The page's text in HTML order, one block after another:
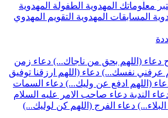
معلوماتك المهدوية الطفولة المهدوية
المسابقات المهدوية التقويم المهدوي
دعاء (اللهم بحق من ناجاك...) دعاء زمن
عرفني نفسك...) دعاء (اللهم ارزقنا توفيق
(اللهم ادفع عن وليك...) دعاء السمات
الندبة دعاء صاحب الامر عليه السلام
دعاء الفرج (اللهم كن لوليك...)